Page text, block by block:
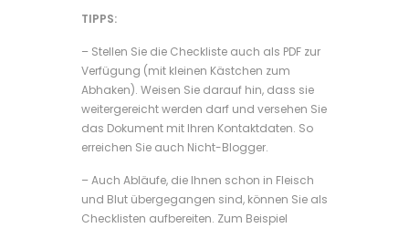
TIPPS:
– Stellen Sie die Checkliste auch als PDF zur
Verfügung (mit kleinen Kästchen zum
Abhaken). Weisen Sie darauf hin, dass sie
weitergereicht werden darf und versehen Sie
das Dokument mit Ihren Kontaktdaten. So
erreichen Sie auch Nicht-Blogger.
– Auch Abläufe, die Ihnen schon in Fleisch
und Blut übergegangen sind, können Sie als
Checklisten aufbereiten. Zum Beispiel